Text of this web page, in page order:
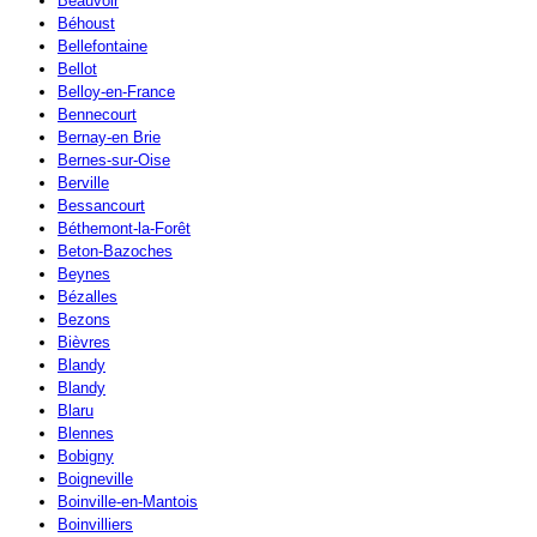
Béhoust
Bellefontaine
Bellot
Belloy-en-France
Bennecourt
Bernay-en Brie
Bernes-sur-Oise
Berville
Bessancourt
Béthemont-la-Forêt
Beton-Bazoches
Beynes
Bézalles
Bezons
Bièvres
Blandy
Blandy
Blaru
Blennes
Bobigny
Boigneville
Boinville-en-Mantois
Boinvilliers